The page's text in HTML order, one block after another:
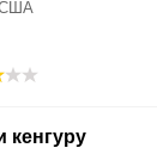
США
кенгуру